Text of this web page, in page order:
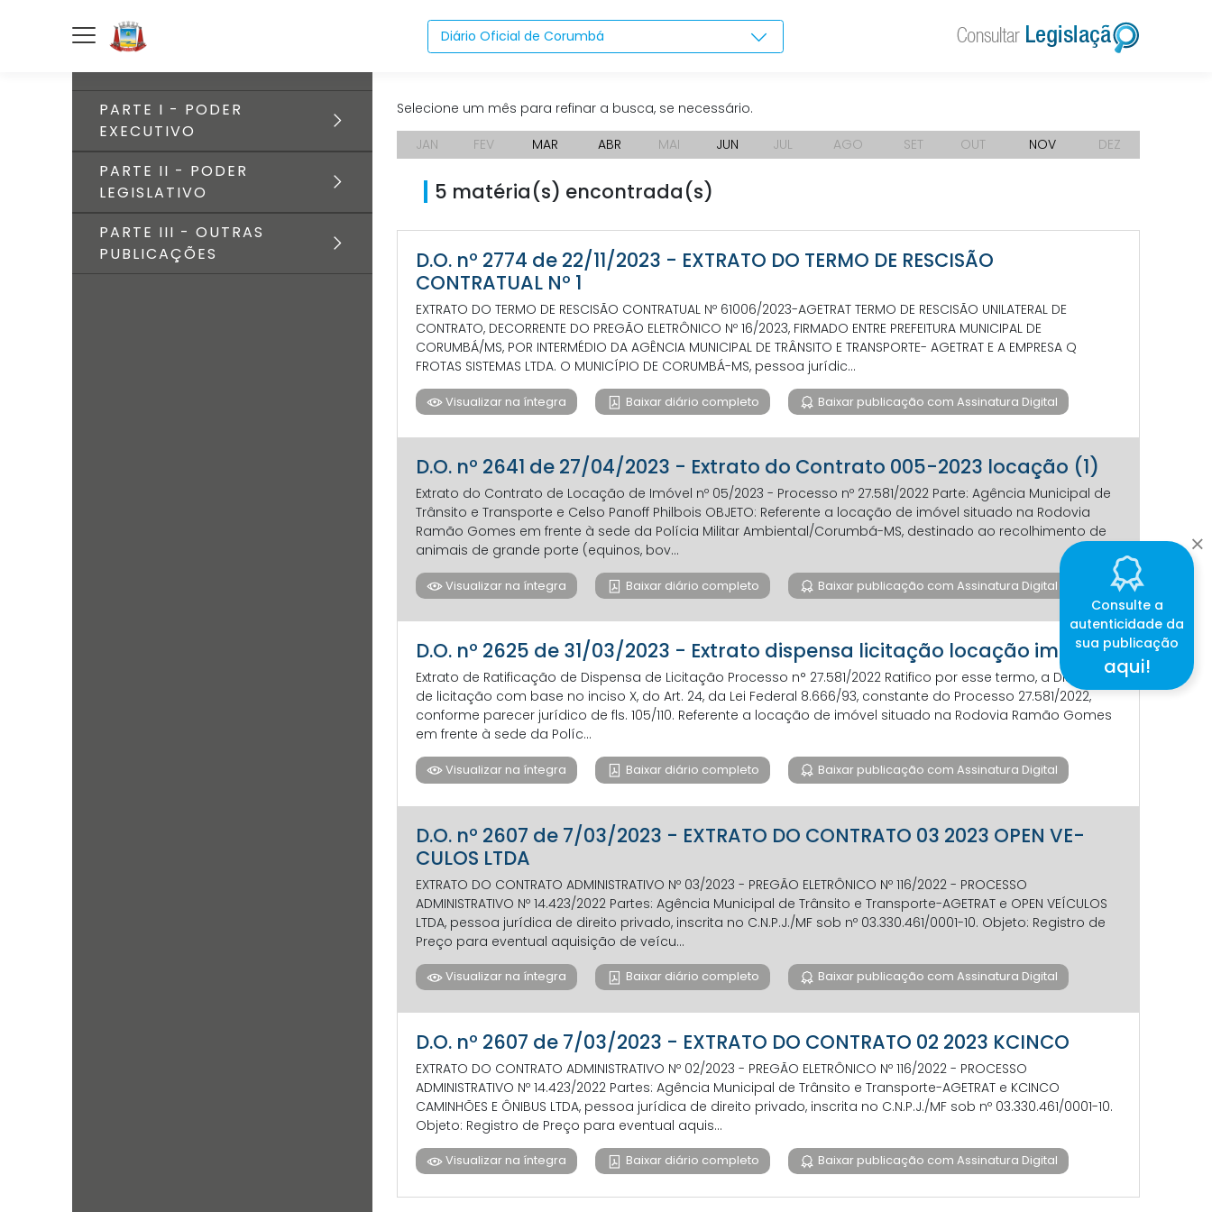
Diário Oficial de Corumbá
PARTE I - PODER
EXECUTIVO
PARTE II - PODER
LEGISLATIVO
PARTE III - OUTRAS
PUBLICAÇÕES
Selecione um mês para refinar a busca, se necessário.
JAN
FEV MAR ABR MAI JUN JUL AGO SET OUT NOV DEZ
5 matéria(s) encontrada(s)
D.O. nº 2774 de 22/11/2023 - EXTRATO DO TERMO DE RESCISÃO
CONTRATUAL Nº 1
EXTRATO DO TERMO DE RESCISÃO CONTRATUAL Nº 61006/2023-AGETRAT TERMO DE RESCISÃO UNILATERAL DE
CONTRATO, DECORRENTE DO PREGÃO ELETRÔNICO Nº 16/2023, FIRMADO ENTRE PREFEITURA MUNICIPAL DE
CORUMBÁ/MS, POR INTERMÉDIO DA AGÊNCIA MUNICIPAL DE TRÂNSITO E TRANSPORTE- AGETRAT E A EMPRESA Q
FROTAS SISTEMAS LTDA. O MUNICÍPIO DE CORUMBÁ-MS, pessoa jurídic...
Visualizar na íntegra Baixar diário completo Baixar publicação com Assinatura Digital
D.O. nº 2641 de 27/04/2023 - Extrato do Contrato 005-2023 locação (1)
Extrato do Contrato de Locação de Imóvel nº 05/2023 - Processo nº 27.581/2022 Parte: Agência Municipal de
Trânsito e Transporte e Celso Panoff Philbois OBJETO: Referente a locação de imóvel situado na Rodovia
Ramão Gomes em frente à sede da Polícia Militar Ambiental/Corumbá-MS, destinado ao recolhimento de
animais de grande porte (equinos, bov...
Visualizar na íntegra Baixar diário completo Baixar publicação com Assinatura Digital
D.O. nº 2625 de 31/03/2023 - Extrato dispensa licitação locação imóvel
Extrato de Ratificação de Dispensa de Licitação Processo n° 27.581/2022 Ratifico por esse termo, a Dispensa
de licitação com base no inciso X, do Art. 24, da Lei Federal 8.666/93, constante do Processo 27.581/2022,
conforme parecer jurídico de fls. 105/110. Referente a locação de imóvel situado na Rodovia Ramão Gomes
em frente à sede da Políc...
Visualizar na íntegra Baixar diário completo Baixar publicação com Assinatura Digital
D.O. nº 2607 de 7/03/2023 - EXTRATO DO CONTRATO 03 2023 OPEN VE-
CULOS LTDA
EXTRATO DO CONTRATO ADMINISTRATIVO Nº 03/2023 - PREGÃO ELETRÔNICO Nº 116/2022 - PROCESSO
ADMINISTRATIVO Nº 14.423/2022 Partes: Agência Municipal de Trânsito e Transporte-AGETRAT e OPEN VEÍCULOS
LTDA, pessoa jurídica de direito privado, inscrita no C.N.P.J./MF sob nº 03.330.461/0001-10. Objeto: Registro de
Preço para eventual aquisição de veícu...
Visualizar na íntegra Baixar diário completo Baixar publicação com Assinatura Digital
D.O. nº 2607 de 7/03/2023 - EXTRATO DO CONTRATO 02 2023 KCINCO
EXTRATO DO CONTRATO ADMINISTRATIVO Nº 02/2023 - PREGÃO ELETRÔNICO Nº 116/2022 - PROCESSO
ADMINISTRATIVO Nº 14.423/2022 Partes: Agência Municipal de Trânsito e Transporte-AGETRAT e KCINCO
CAMINHÕES E ÔNIBUS LTDA, pessoa jurídica de direito privado, inscrita no C.N.P.J./MF sob nº 03.330.461/0001-10.
Objeto: Registro de Preço para eventual aquis...
Visualizar na íntegra Baixar diário completo Baixar publicação com Assinatura Digital
Consulte a
autenticidade da
sua publicação
aqui!